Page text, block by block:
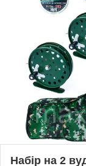
Набір на 2